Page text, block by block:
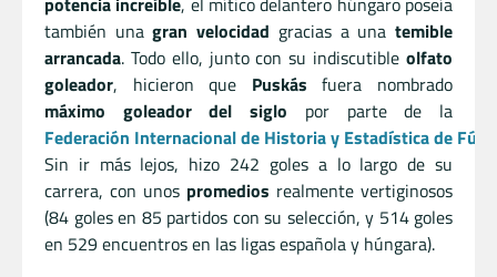
también unagran velocidad gracias a unatemible
arrancada. Todo ello, junto con su indiscutible olfato
goleador, hicieron que Puskás fuera nombrado
máximo goleador del siglo por parte de la
Federación Internacional de Historia y Estadística de
Sin ir más lejos, hizo 242 goles a lo largo de su
carrera, con unos promedios realmente vertiginosos
(84 goles en 85 partidos con su selección, y 514 goles
en 529 encuentros en las ligas española y húngara).